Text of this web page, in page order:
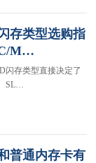
存类型选购指
M…
闪存类型直接决定了
SL…
普通内存卡有